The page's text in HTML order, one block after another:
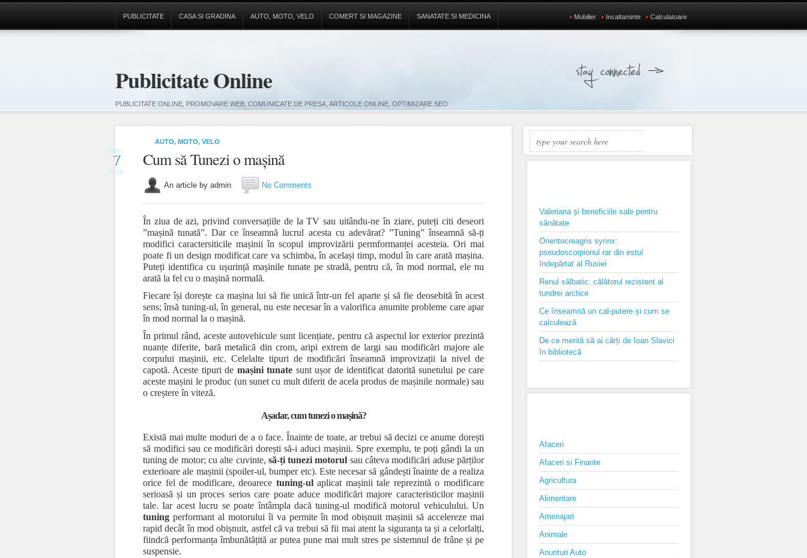
Publicitate Online
PUBLICITATE ONLINE, PROMOVARE WEB, COMUNICATE DE PRESA, ARTICOLE ONLINE, OPTIMIZARE SEO
PUBLICITATE CASA SI GRADINA AUTO, MOTO, VELO COMERT SI MAGAZINE SANATATE SI MEDICINA Mobilier Incaltaminte Calculatoare
mart.
7
2019
AUTO, MOTO, VELO
Cum să Tunezi o mașină
An article by admin No Comments
În ziua de azi, privind conversațiile de la TV sau uitându-ne în ziare, puteți citi deseori
”mașină tunată”. Dar ce înseamnă lucrul acesta cu adevărat? ”Tuning” înseamnă să-ți
modifici caractersiticile mașinii în scopul improvizării permformanței acesteia. Ori mai
poate fi un design modificat care va schimba, în același timp, modul în care arată mașina.
Puteți identifica cu ușurință mașinile tunate pe stradă, pentru că, în mod normal, ele nu
arată la fel cu o mașină normală.
Fiecare își dorește ca mașina lui să fie unică într-un fel aparte și să fie deosebită în acest
sens; însă tuning-ul, în general, nu este necesar în a valorifica anumite probleme care apar
în mod normal la o mașină.
În primul rând, aceste autovehicule sunt licențiate, pentru că aspectul lor exterior prezintă
nuanțe diferite, bară metalică din crom, aripi extrem de largi sau modificări majore ale
corpului mașinii, etc. Celelalte tipuri de modificări înseamnă improvizații la nivel de
capotă. Aceste tipuri de mașini tunate sunt ușor de identificat datorită sunetului pe care
aceste mașini le produc (un sunet cu mult diferit de acela produs de mașinile normale) sau
o creștere în viteză.
Așadar, cum tunezi o mașină?
Există mai multe moduri de a o face. Înainte de toate, ar trebui să decizi ce anume dorești
să modifici sau ce modificări dorești să-i aduci mașinii. Spre exemplu, te poți gândi la un
tuning de motor; cu alte cuvinte, să-ți tunezi motorul sau câteva modificări aduse părților
exterioare ale mașinii (spoiler-ul, bumper etc). Este necesar să gândești înainte de a realiza
orice fel de modificare, deoarece tuning-ulaplicat mașinii tale reprezintă o modificare
serioasă și un proces serios care poate aduce modificări majore caracteristicilor mașinii
tale. Iar acest lucru se poate întâmpla dacă tuning-ul modifică motorul vehiculului. Un
tuning performant al motorului îi va permite în mod obișnuit mașinii să accelereze mai
rapid decât în mod obișnuit, astfel că va trebui să fii mai atent la siguranța ta și a celorlalți,
fiindcă performanța îmbunătățită ar putea pune mai mult stres pe sistemnul de frâne și pe
suspensie.
Valeriana și beneficiile sale pentru
sănătate
Orientocreagris syrinx:
pseudoscorpionul rar din estul
îndepărtat al Rusiei
Renul sălbatic: călătorul rezistent al
tundrei arctice
Ce înseamnă un cal-putere și cum se
calculează
De ce merită să ai cărți de Ioan Slavici
în bibliotecă
Afaceri
Afaceri si Finante
Agricultura
Alimentare
Amenajari
Animale
Anunturi Auto